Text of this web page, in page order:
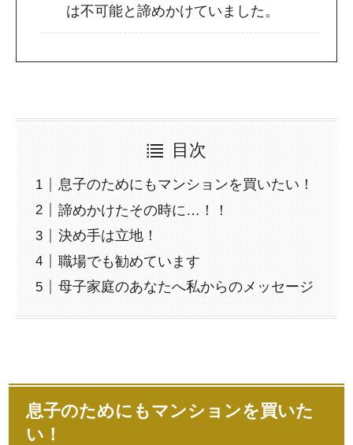
は不可能と諦めかけていました。
目次
息子のためにもマンションを買いたい！
諦めかけたその時に…！！
決め手は立地！
職場でも勧めています
母子家庭のあなたへ私からのメッセージ
息子のためにもマンションを買いた
い！